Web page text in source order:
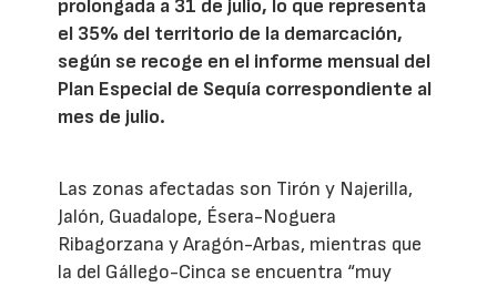
prolongada a 31 de julio, lo que representa
el 35% del territorio de la demarcación,
según se recoge en el informe mensual del
Plan Especial de Sequía correspondiente al
mes de julio.
Las zonas afectadas son Tirón y Najerilla,
Jalón, Guadalope, Ésera-Noguera
Ribagorzana y Aragón-Arbas, mientras que
la del Gállego-Cinca se encuentra “muy